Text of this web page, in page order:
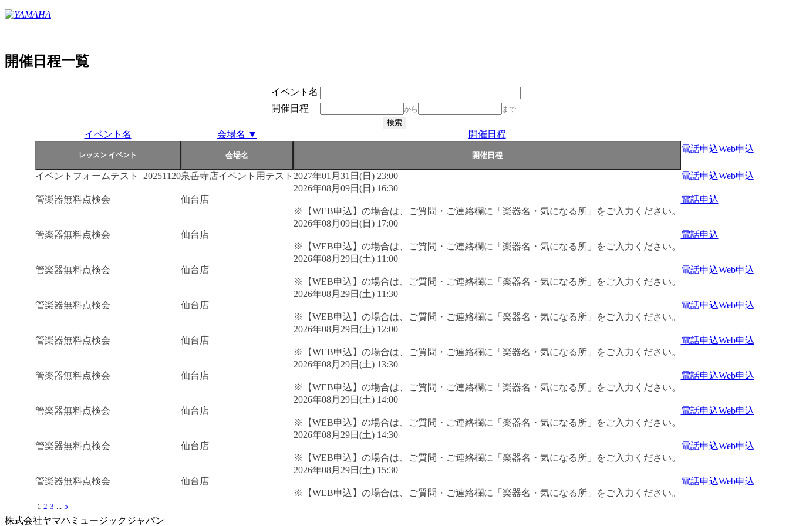
開催日程一覧
イベント名
開催日程
から まで
イベント名 会場名 ▼
開催日程
電話申込Web申込
イベントフォームテスト_20251120泉岳寺店イベント用テスト 2027年01月31日(日) 23:00 電話申込Web申込
管楽器無料点検会 仙台店
2026年08月09日(日) 16:30
※【WEB申込】の場合は、ご質問・ご連絡欄に「楽器名・気になる所」をご入力ください。
電話申込
管楽器無料点検会 仙台店
2026年08月09日(日) 17:00
※【WEB申込】の場合は、ご質問・ご連絡欄に「楽器名・気になる所」をご入力ください。
電話申込
管楽器無料点検会 仙台店
2026年08月29日(土) 11:00
※【WEB申込】の場合は、ご質問・ご連絡欄に「楽器名・気になる所」をご入力ください。
電話申込Web申込
管楽器無料点検会 仙台店
2026年08月29日(土) 11:30
※【WEB申込】の場合は、ご質問・ご連絡欄に「楽器名・気になる所」をご入力ください。
電話申込Web申込
管楽器無料点検会 仙台店
2026年08月29日(土) 12:00
※【WEB申込】の場合は、ご質問・ご連絡欄に「楽器名・気になる所」をご入力ください。
電話申込Web申込
管楽器無料点検会 仙台店
2026年08月29日(土) 13:30
※【WEB申込】の場合は、ご質問・ご連絡欄に「楽器名・気になる所」をご入力ください。
電話申込Web申込
管楽器無料点検会 仙台店
2026年08月29日(土) 14:00
※【WEB申込】の場合は、ご質問・ご連絡欄に「楽器名・気になる所」をご入力ください。
電話申込Web申込
管楽器無料点検会 仙台店
2026年08月29日(土) 14:30
※【WEB申込】の場合は、ご質問・ご連絡欄に「楽器名・気になる所」をご入力ください。
電話申込Web申込
管楽器無料点検会 仙台店
2026年08月29日(土) 15:30
※【WEB申込】の場合は、ご質問・ご連絡欄に「楽器名・気になる所」をご入力ください。
電話申込Web申込
1 2 3 5
株式会社ヤマハミュージックジャパン